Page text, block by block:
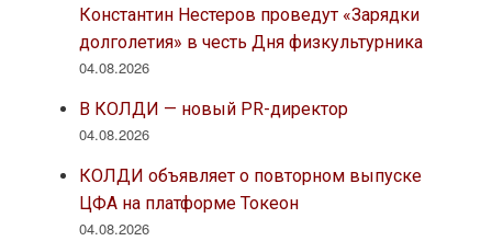
Константин Нестеров проведут «Зарядки
долголетия» в честь Дня физкультурника
04.08.2026
В КОЛДИ — новый PR-директор
04.08.2026
КОЛДИ объявляет о повторном выпуске
ЦФА на платформе Токеон
04.08.2026